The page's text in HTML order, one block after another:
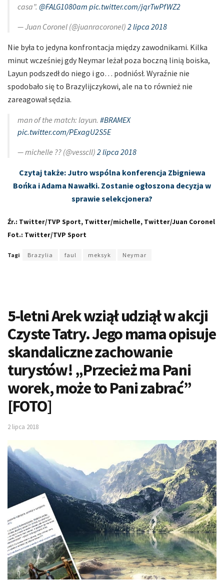
casa”. @FALG1080am pic.twitter.com/jqrTwPfWZ2
— Juan Coronel (@juanracoronel) 2 lipca 2018
Nie była to jedyna konfrontacja między zawodnikami. Kilka
minut wcześniej gdy Neymar leżał poza boczną linią boiska,
Layun podszedł do niego i go… podniósł. Wyraźnie nie
spodobało się to Brazylijczykowi, ale na to również nie
zareagował sędzia.
man of the match: layun. #BRAMEX
pic.twitter.com/PExagU2S5E
— michelle ?? (@vesscll) 2 lipca 2018
Czytaj także: Jutro wspólna konferencja Zbigniewa
Bońka i Adama Nawałki. Zostanie ogłoszona decyzja w
sprawie selekcjonera?
Źr.: Twitter/TVP Sport, Twitter/michelle, Twitter/Juan Coronel
Fot.: Twitter/TVP Sport
Tagi Brazylia faul meksyk Neymar
5-letni Arek wziął udziął w akcji
Czyste Tatry. Jego mama opisuje
skandaliczne zachowanie
turystów! „Przecież ma Pani
worek, może to Pani zabrać”
[FOTO]
2 lipca 2018